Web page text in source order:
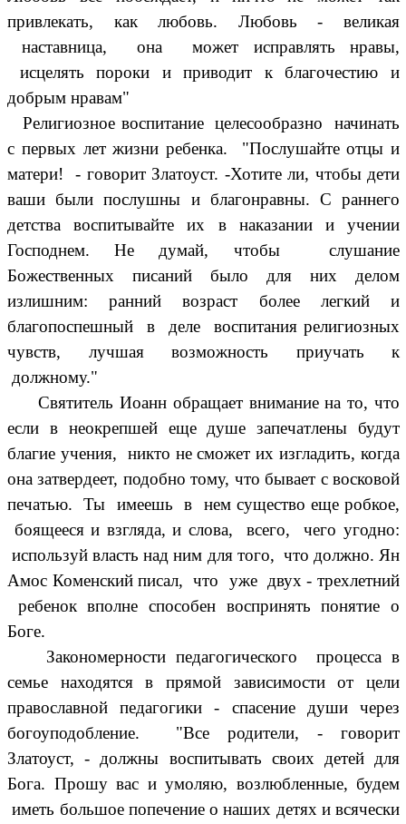
привлекать, как любовь. Любовь - великая
наставница, она может исправлять нравы,
исцелять пороки и приводит к благочестию и
добрым нравам"
Религиозное воспитание целесообразно начинать
с первых лет жизни ребенка. "Послушайте отцы и
матери! - говорит Златоуст. -Хотите ли, чтобы дети
ваши были послушны и благонравны. С раннего
детства воспитывайте их в наказании и учении
Господнем. Не думай, чтобы слушание
Божественных писаний было для них делом
излишним: ранний возраст более легкий и
благопоспешный в деле воспитания религиозных
чувств, лучшая возможность приучать к
должному."
Святитель Иоанн обращает внимание на то, что
если в неокрепшей еще душе запечатлены будут
благие учения, никто не сможет их изгладить, когда
она затвердеет, подобно тому, что бывает с восковой
печатью. Ты имеешь в нем существо еще робкое,
боящееся и взгляда, и слова, всего, чего угодно:
используй власть над ним для того, что должно. Ян
Амос Коменский писал, что уже двух - трехлетний
ребенок вполне способен воспринять понятие о
Боге.
Закономерности педагогического процесса в
семье находятся в прямой зависимости от цели
православной педагогики - спасение души через
богоуподобление. "Все родители, - говорит
Златоуст, - должны воспитывать своих детей для
Бога. Прошу вас и умоляю, возлюбленные, будем
иметь большое попечение о наших детях и всячески